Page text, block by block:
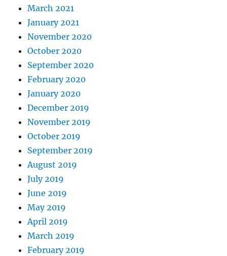
March 2021
January 2021
November 2020
October 2020
September 2020
February 2020
January 2020
December 2019
November 2019
October 2019
September 2019
August 2019
July 2019
June 2019
May 2019
April 2019
March 2019
February 2019